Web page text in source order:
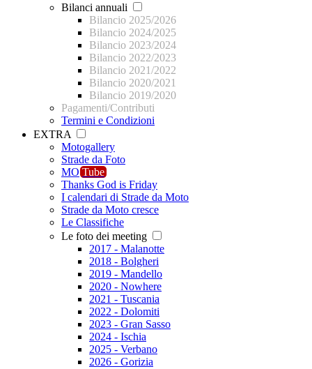
Bilanci annuali
Bilancio 2025/2026
Bilancio 2024/2025
Bilancio 2023/2024
Bilancio 2022/2023
Bilancio 2021/2022
Bilancio 2020/2021
Bilancio 2019/2020
Pagamenti/Contributi
Termini e Condizioni
EXTRA
Motogallery
Strade da Foto
MO Tube
Thanks God is Friday
I calendari di Strade da Moto
Strade da Moto cresce
Le Classifiche
Le foto dei meeting
2017 - Malanotte
2018 - Bolgheri
2019 - Mandello
2020 - Nowhere
2021 - Tuscania
2022 - Dolomiti
2023 - Gran Sasso
2024 - Ischia
2025 - Verbano
2026 - Gorizia